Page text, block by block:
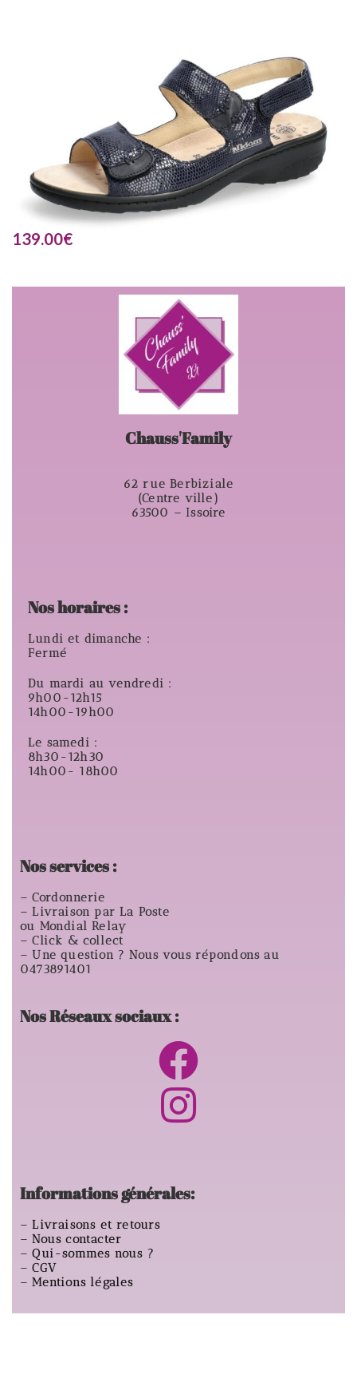
139.00€
Chauss'Family
62 rue Berbiziale
(Centre ville)
63500 – Issoire
Nos horaires :
Lundi et dimanche :
Fermé
Du mardi au vendredi :
9h00-12h15
14h00-19h00
Le samedi :
8h30-12h30
14h00- 18h00
Nos services :
– Cordonnerie
– Livraison par La Poste
ou Mondial Relay
– Click & collect
– Une question ? Nous vous répondons au
0473891401
Nos Réseaux sociaux :
Informations générales:
–Livraisons et retours
–Nous contacter
–Qui-sommes nous ?
–CGV
–Mentions légales